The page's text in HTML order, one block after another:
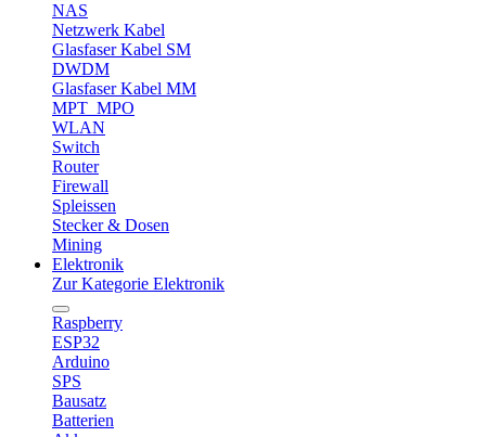
NAS
Netzwerk Kabel
Glasfaser Kabel SM
DWDM
Glasfaser Kabel MM
MPT_MPO
WLAN
Switch
Router
Firewall
Spleissen
Stecker & Dosen
Mining
Elektronik
Zur Kategorie Elektronik
Raspberry
ESP32
Arduino
SPS
Bausatz
Batterien